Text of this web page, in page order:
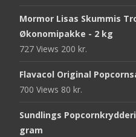
Mormor Lisas Skummis
Økonomipakke - 2 kg
727 Views 200 kr.
Flavacol Original
700 Views 80 kr.
Sundlings
gram